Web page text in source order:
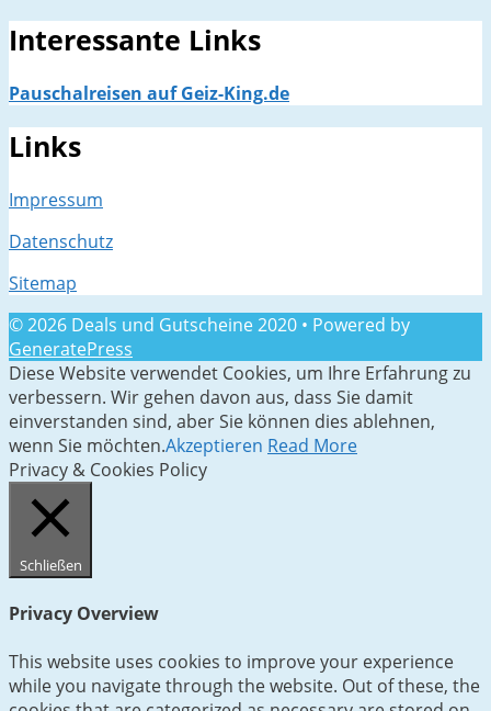
Interessante Links
Pauschalreisen auf Geiz-King.de
Links
Impressum
Datenschutz
Sitemap
© 2026 Deals und Gutscheine 2020 • Powered by
GeneratePress
Diese Website verwendet Cookies, um Ihre Erfahrung zu
verbessern. Wir gehen davon aus, dass Sie damit
einverstanden sind, aber Sie können dies ablehnen,
wenn Sie möchten.Akzeptieren Read More
Privacy & Cookies Policy
Schließen
Privacy Overview
This website uses cookies to improve your experience
while you navigate through the website. Out of these, the